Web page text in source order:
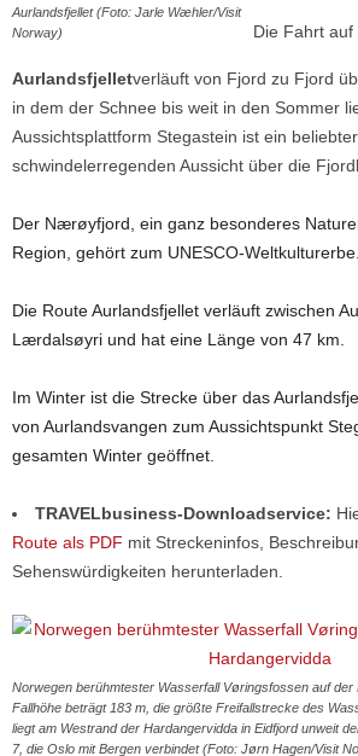
Aurlandsfjellet (Foto: Jarle Wæhler/Visit
Norway)
Die Fahrt auf
Aurlandsfjelletverläuft von Fjord zu Fjord
in dem der Schnee bis weit in den Sommer
Aussichtsplattform Stegastein ist ein
schwindelerregenden Aussicht über die
Der Nærøyfjord, ein ganz besonderes
Region, gehört zum UNESCO-Weltkulturerbe.
Die Route Aurlandsfjellet verläuft zwischen
Lærdalsøyri und hat eine Länge von 47 km.
Im Winter ist die Strecke über das
von Aurlandsvangen zum Aussichtspunkt
gesamten Winter geöffnet.
TRAVELbusiness-Downloadservice:
Route als PDF mit Streckeninfos,
Sehenswürdigkeiten herunterladen.
Norwegen berühmtester Wasserfall Vøringsfossen auf der
Fallhöhe beträgt 183 m, die größte Freifallstrecke des
liegt am Westrand der Hardangervidda in Eidfjord unweit
7, die Oslo mit Bergen verbindet (Foto: Jørn Hagen/Visit